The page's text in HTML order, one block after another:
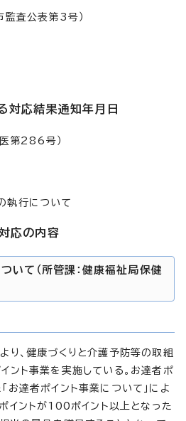
査公表第3号）
応結果通知年月日
第286号）
執行について
応の内容
いて（所管課：健康福祉局保健
り、健康づくりと介護予防等の取組
ント事業を実施している。お達者ポ
お達者ポイント事業について」によ
イントが100ポイント以上となった